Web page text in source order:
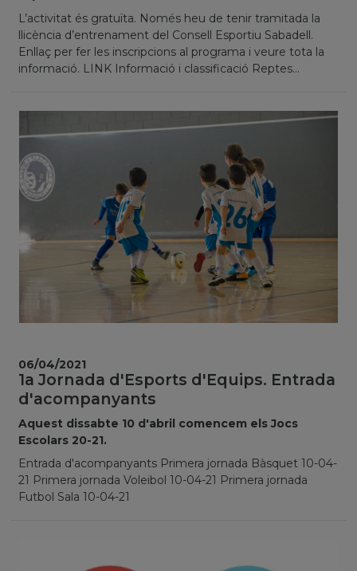
L’activitat és gratuïta. Només heu de tenir tramitada la
llicència d’entrenament del Consell Esportiu Sabadell.
Enllaç per fer les inscripcions al programa i veure tota la
informació. LINK Informació i classificació Reptes...
1a Jornada d'Esports d'Equips. Entrada
d'acompanyants
Aquest dissabte 10 d'abril comencem els Jocs
Escolars 20-21.
Entrada d'acompanyants Primera jornada Bàsquet 10-04-
21 Primera jornada Voleibol 10-04-21 Primera jornada
Futbol Sala 10-04-21
06/04/2021